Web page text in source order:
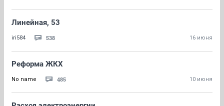
Линейная, 53
iri584 538 16 июня
Реформа ЖКХ
No name 485 10 июня